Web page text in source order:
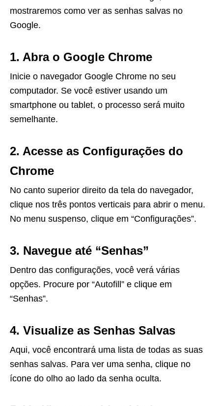
mostraremos como ver as senhas salvas no
Google.
1. Abra o Google Chrome
Inicie o navegador Google Chrome no seu
computador. Se você estiver usando um
smartphone ou tablet, o processo será muito
semelhante.
2. Acesse as Configurações do
Chrome
No canto superior direito da tela do navegador,
clique nos três pontos verticais para abrir o menu.
No menu suspenso, clique em “Configurações”.
3. Navegue até “Senhas”
Dentro das configurações, você verá várias
opções. Procure por “Autofill” e clique em
“Senhas”.
4. Visualize as Senhas Salvas
Aqui, você encontrará uma lista de todas as suas
senhas salvas. Para ver uma senha, clique no
ícone do olho ao lado da senha oculta.